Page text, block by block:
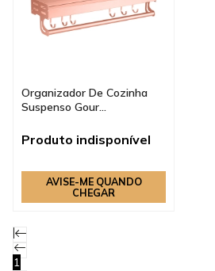
Organizador De Cozinha
Suspenso Gour...
Produto indisponível
AVISE-ME QUANDO
CHEGAR
1